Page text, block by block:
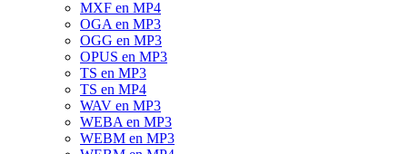
MXF en MP4
OGA en MP3
OGG en MP3
OPUS en MP3
TS en MP3
TS en MP4
WAV en MP3
WEBA en MP3
WEBM en MP3